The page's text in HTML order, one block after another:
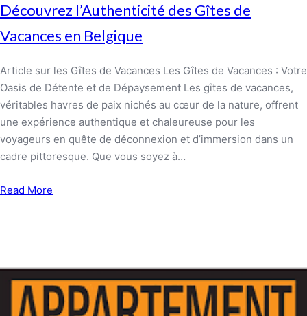
Découvrez l’Authenticité des Gîtes de
Vacances en Belgique
Article sur les Gîtes de Vacances Les Gîtes de Vacances : Votre
Oasis de Détente et de Dépaysement Les gîtes de vacances,
véritables havres de paix nichés au cœur de la nature, offrent
une expérience authentique et chaleureuse pour les
voyageurs en quête de déconnexion et d’immersion dans un
cadre pittoresque. Que vous soyez à…
Read More